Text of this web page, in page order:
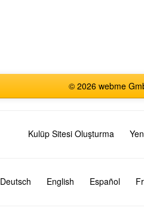
© 2026 webme
Kulüp Sitesi Oluşturma
Deutsch English Español